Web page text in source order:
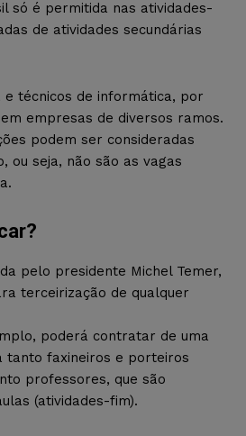
só é permitida nas atividades-
de atividades secundárias
e técnicos de informática, por
empresas de diversos ramos.
podem ser consideradas
ou seja, não são as vagas
pelo presidente Michel Temer,
terceirização de qualquer
poderá contratar de uma
tanto faxineiros e porteiros
professores, que são
(atividades-fim).